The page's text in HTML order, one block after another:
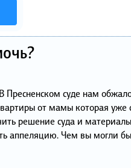
Пресненском суде нам
от мамы которая уже
решение суда и
аппеляцию. Чем вы могли